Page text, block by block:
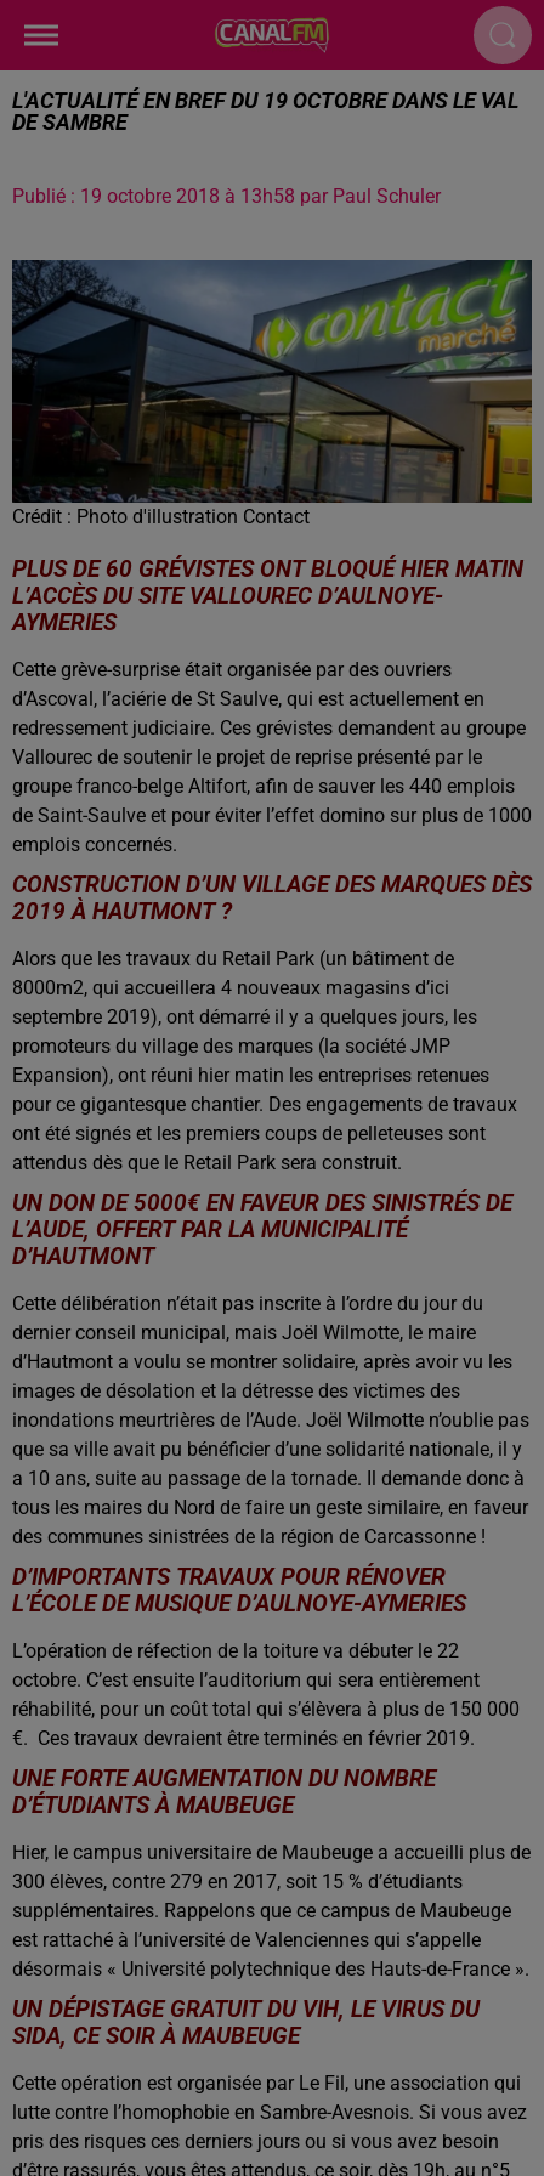
L'ACTUALITÉ EN BREF DU 19 OCTOBRE DANS LE VAL
DE SAMBRE
Publié : 19 octobre 2018 à 13h58 par Paul Schuler
Crédit : Photo d'illustration Contact
PLUS DE 60 GRÉVISTES ONT BLOQUÉ HIER MATIN
L’ACCÈS DU SITE VALLOUREC D’AULNOYE-
AYMERIES
Cette grève-surprise était organisée par des ouvriers
d’Ascoval, l’aciérie de St Saulve, qui est actuellement en
redressement judiciaire. Ces grévistes demandent au groupe
Vallourec de soutenir le projet de reprise présenté par le
groupe franco-belge Altifort, afin de sauver les 440 emplois
de Saint-Saulve et pour éviter l’effet domino sur plus de 1000
emplois concernés.
CONSTRUCTION D’UN VILLAGE DES MARQUES DÈS
2019 À HAUTMONT ?
Alors que les travaux du Retail Park (un bâtiment de
8000m2, qui accueillera 4 nouveaux magasins d’ici
septembre 2019), ont démarré il y a quelques jours, les
promoteurs du village des marques (la société JMP
Expansion), ont réuni hier matin les entreprises retenues
pour ce gigantesque chantier. Des engagements de travaux
ont été signés et les premiers coups de pelleteuses sont
attendus dès que le Retail Park sera construit.
UN DON DE 5000€ EN FAVEUR DES SINISTRÉS DE
L’AUDE, OFFERT PAR LA MUNICIPALITÉ
D’HAUTMONT
Cette délibération n’était pas inscrite à l’ordre du jour du
dernier conseil municipal, mais Joël Wilmotte, le maire
d’Hautmont a voulu se montrer solidaire, après avoir vu les
images de désolation et la détresse des victimes des
inondations meurtrières de l’Aude. Joël Wilmotte n’oublie pas
que sa ville avait pu bénéficier d’une solidarité nationale, il y
a 10 ans, suite au passage de la tornade. Il demande donc à
tous les maires du Nord de faire un geste similaire, en faveur
des communes sinistrées de la région de Carcassonne !
D’IMPORTANTS TRAVAUX POUR RÉNOVER
L’ÉCOLE DE MUSIQUE D’AULNOYE-AYMERIES
L’opération de réfection de la toiture va débuter le 22
octobre. C’est ensuite l’auditorium qui sera entièrement
réhabilité, pour un coût total qui s’élèvera à plus de 150 000
€. Ces travaux devraient être terminés en février 2019.
UNE FORTE AUGMENTATION DU NOMBRE
D’ÉTUDIANTS À MAUBEUGE
Hier, le campus universitaire de Maubeuge a accueilli plus de
300 élèves, contre 279 en 2017, soit 15 % d’étudiants
supplémentaires. Rappelons que ce campus de Maubeuge
est rattaché à l’université de Valenciennes qui s’appelle
désormais « Université polytechnique des Hauts-de-France ».
UN DÉPISTAGE GRATUIT DU VIH, LE VIRUS DU
SIDA, CE SOIR À MAUBEUGE
Cette opération est organisée par Le Fil, une association qui
lutte contre l’homophobie en Sambre-Avesnois. Si vous avez
pris des risques ces derniers jours ou si vous avez besoin
d’être rassurés, vous êtes attendus, ce soir, dès 19h, au n°5